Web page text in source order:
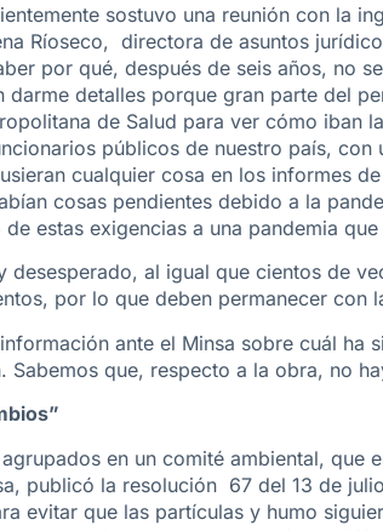
sostuvo una reunión con la
Ríoseco, directora de asuntos
por qué, después de seis años, no
darme detalles porque gran parte del
de Salud para ver cómo iban
públicos de nuestro país,
cualquier cosa en los informes
cosas pendientes debido a la
estas exigencias a una pandemia que
desesperado, al igual que cientos de
por lo que deben permanecer con
ante el Minsa sobre cuál ha
Sabemos que, respecto a la obra, no
en un comité ambiental, que
publicó la resolución 67 del 13 de
evitar que las partículas y humo